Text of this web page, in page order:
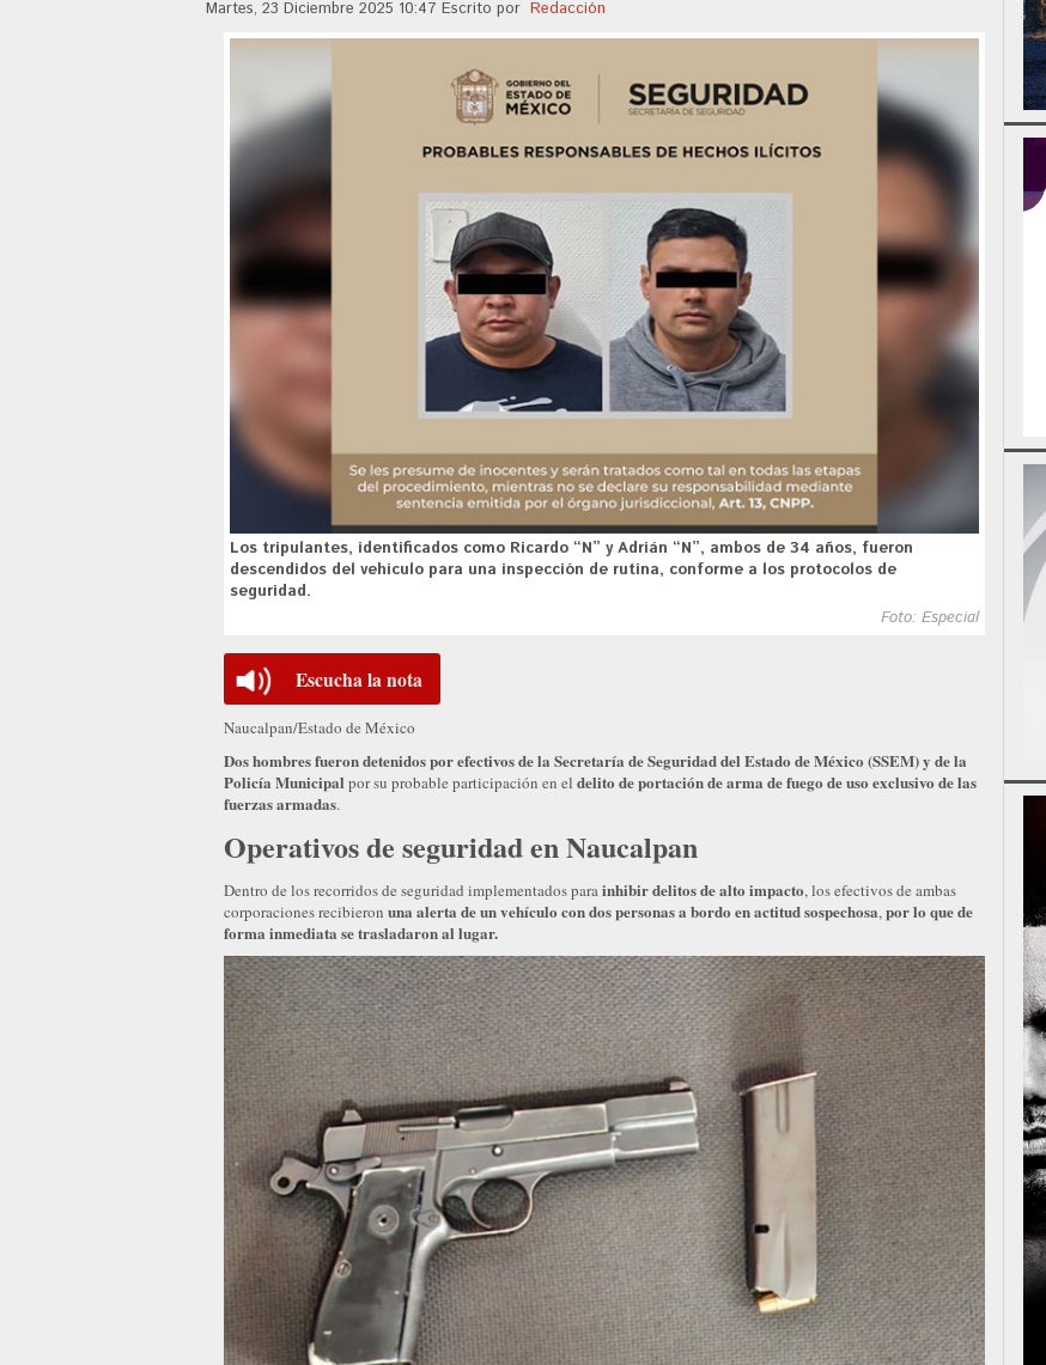
Martes, 23 Diciembre 2025 10:47 Escrito por Redacción
Los tripulantes, identificados como Ricardo “N” y Adrián “N”, ambos de 34 años, fueron
descendidos del vehículo para una inspección de rutina, conforme a los protocolos de
seguridad.
Foto: Especial
Escucha la nota
Naucalpan/Estado de México
Dos hombres fueron detenidos por efectivos de la Secretaría de Seguridad del Estado de México (SSEM) y de la
Policía Municipal por su probable participación en el delito de portación de arma de fuego de uso exclusivo de las
fuerzas armadas.
Operativos de seguridad en Naucalpan
Dentro de los recorridos de seguridad implementados parainhibir delitos de alto impacto, los efectivos de ambas
corporaciones recibieron una alerta de un vehículo con dos personas a bordo en actitud sospechosa,por lo que de
forma inmediata se trasladaron al lugar.